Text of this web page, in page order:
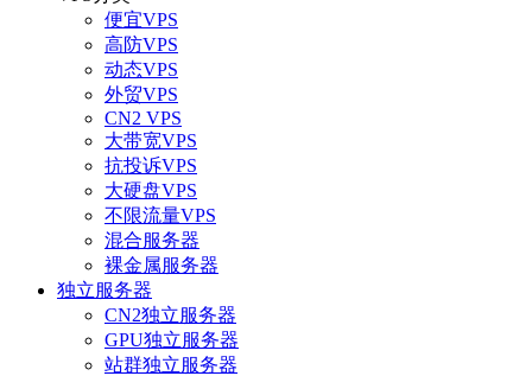
便宜VPS
高防VPS
动态VPS
外贸VPS
CN2 VPS
大带宽VPS
抗投诉VPS
大硬盘VPS
不限流量VPS
混合服务器
裸金属服务器
独立服务器
CN2独立服务器
GPU独立服务器
站群独立服务器